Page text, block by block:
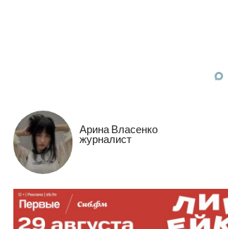
Арина Власенко
журналист